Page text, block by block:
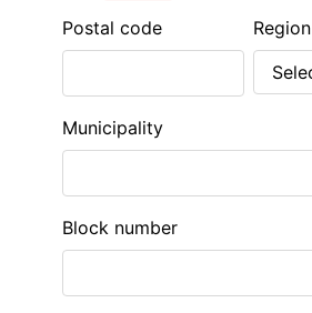
Postal code Region
Municipality
Block number